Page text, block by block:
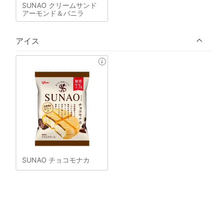
SUNAO クリームサンド
アーモンド＆バニラ
アイス
SUNAO チョコモナカ